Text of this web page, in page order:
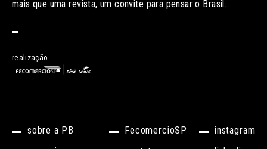
sobre a PB
FecomercioSP
instagram
mais que uma revista, um convite para pensar o Brasil.
realização